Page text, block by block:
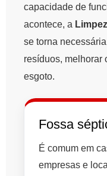
capacidade de
acontece, a
se torna
resíduos, melhorar
esgoto.
Fossa
É comum em
empresas e